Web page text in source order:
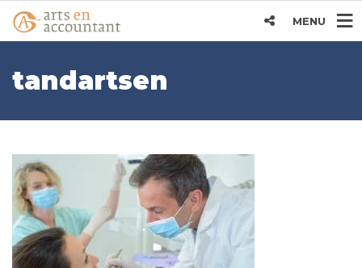
MENU
tandartsen